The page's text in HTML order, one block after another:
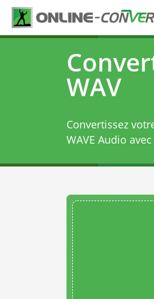
WAV
Convertissez
WAVE Audio